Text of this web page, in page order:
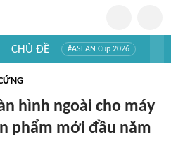
CHỦ ĐỀ #ASEAN Cup 2026
hình ngoài cho máy
phẩm mới đầu năm